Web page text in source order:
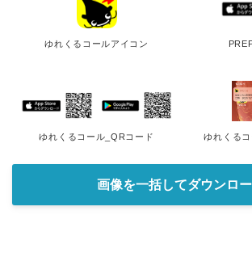
ゆれくるコールアイコン
ゆれくるコール_QRコード ゆれくる
画像を一括してダウンロ